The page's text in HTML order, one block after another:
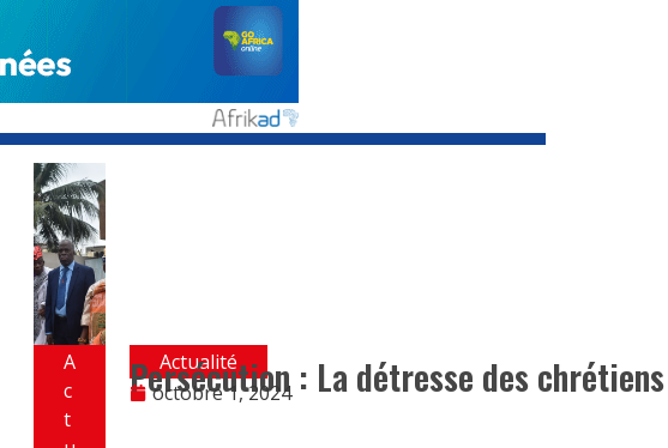
A
c
t
Actualité
Persécution : La détresse des
octobre 1, 2024